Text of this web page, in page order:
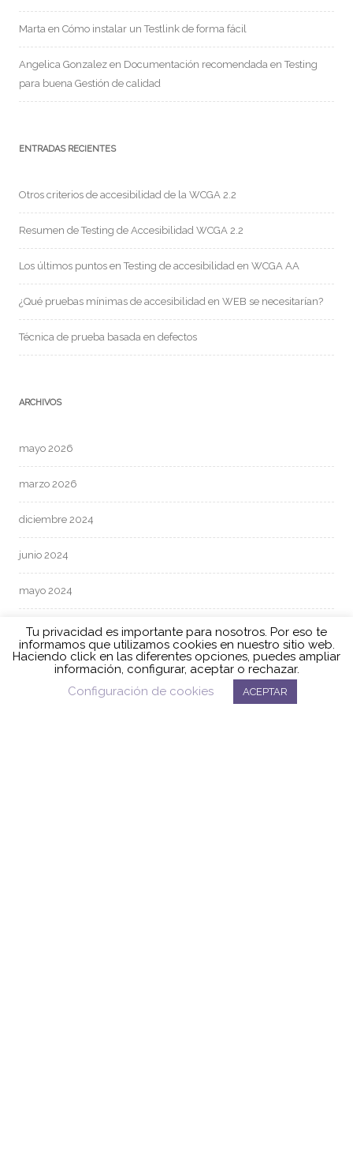
Marta en Cómo instalar un Testlink de forma fácil
Angelica Gonzalez en Documentación recomendada en Testing
para buena Gestión de calidad
ENTRADAS RECIENTES
Otros criterios de accesibilidad de la WCGA 2.2
Resumen de Testing de Accesibilidad WCGA 2.2
Los últimos puntos en Testing de accesibilidad en WCGA AA
¿Qué pruebas mínimas de accesibilidad en WEB se necesitarían?
Técnica de prueba basada en defectos
ARCHIVOS
mayo 2026
marzo 2026
diciembre 2024
junio 2024
mayo 2024
abril 2024
marzo 2024
febrero 2024
Tu privacidad es importante para nosotros. Por eso te
informamos que utilizamos cookies en nuestro sitio web.
Haciendo click en las diferentes opciones, puedes ampliar
información, configurar, aceptar o rechazar.
Configuración de cookies
ACEPTAR